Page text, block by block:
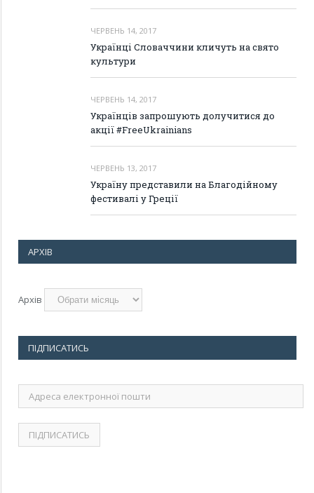
ЧЕРВЕНЬ 14, 2017
Українці Словаччини кличуть на свято
культури
ЧЕРВЕНЬ 14, 2017
Українців запрошують долучитися до
акції #FreeUkrainians
ЧЕРВЕНЬ 13, 2017
Україну представили на Благодійному
фестивалі у Греції
АРХІВ
Архів
ПІДПИСАТИСЬ
Адреса
електронної